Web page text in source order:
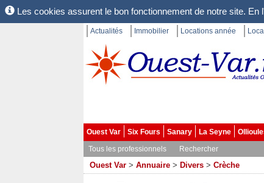
Les cookies assurent le bon fonctionnement de notre site.
Actualités Immobilier Locations année
Ouest Var Six Fours Sanary La Seyne
Tous les professionnels
Rechercher
Ouest Var > Annuaire > Divers > Crèche